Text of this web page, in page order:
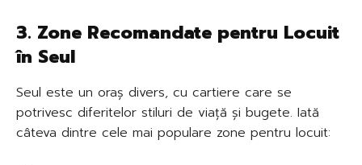
3. Zone Recomandate pentru Locuit
în Seul
Seul este un oraș divers, cu cartiere care se
potrivesc diferitelor stiluri de viață și bugete. Iată
câteva dintre cele mai populare zone pentru locuit: